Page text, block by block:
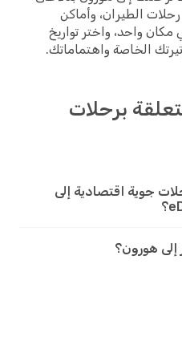
الطيران، وأماكن
مكان واحد، واختر تواريخ
الخاصة واهتماماتك.
برحلات
جوية اقتصادية إلى
هورون؟